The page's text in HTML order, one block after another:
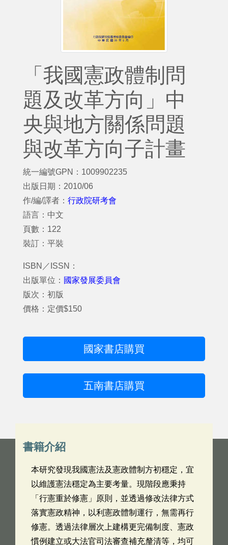
「我國憲政體制問
題及改革方向」中
央與地方關係問題
與改革方向子計畫
統一編號GPN：1009902235
出版日期：2010/06
作/編/譯者： 行政院研考會
語言：中文
頁數：122
裝訂：平裝
ISBN／ISSN：
出版單位： 國家發展委員會
版次：初版
價格：定價$150
國家書店購買
五南書店購買
書籍介紹
本研究發現我國憲法及憲政體制方初穩定，宜
以維護憲法穩定為主要考量。現階段應秉持
「行憲重於修憲」原則，並透過修改法律方式
落實憲政精神，以利憲政體制運行，無需再行
修憲。透過法律層次上建構更完備制度、憲政
慣例建立或大法官司法審查補充釐清等，均可